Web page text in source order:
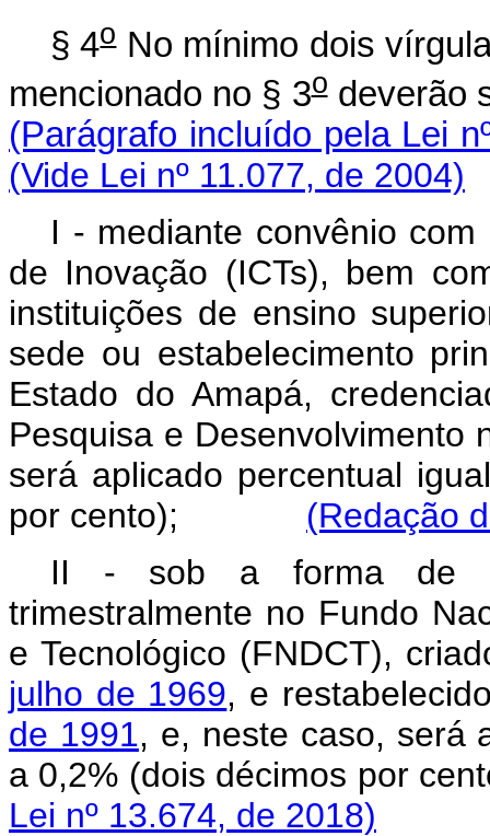
§ 4oNo mínimo dois
mencionado no § 3o
(Parágrafo incluído pela Lei
(Vide Lei nº 11.077, de 2004)
I - mediante convênio
de Inovação (ICTs), bem
instituições de ensino
sede ou estabelecimento
Estado do Amapá,
Pesquisa e Desenvolvimento
será aplicado percentual
por cento); (Redação
II - sob a forma de
trimestralmente no Fundo
e Tecnológico (FNDCT),
julho de 1969, e
de 1991, e, neste caso, será
a 0,2% (dois
Lei nº 13.674, de 2018)